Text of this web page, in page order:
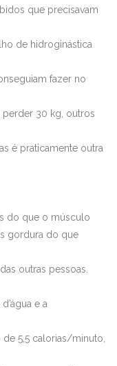
que precisavam
de hidroginástica
fazer no
perder 30 kg, outros
é praticamente outra
do que o músculo
gordura do que
outras pessoas.
e a
5,5 calorias/minuto,